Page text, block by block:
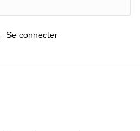
Se connecter